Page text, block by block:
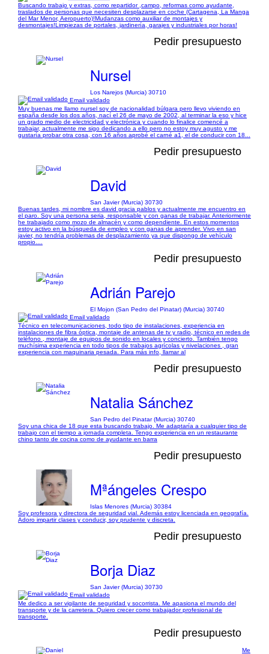
Buscando trabajo y extras, como repartidor ,campo, reformas como ayudante,
traslados de personas que necesiten desplazarse en coche (Cartagena, La Manga
del Mar Menor, Aeropuerto)!Mudanzas como auxiliar de montajes y
desmontajes!Limpiezas de portales, jardinería, garajes y industriales por horas!
Pedir presupuesto
Nursel
Los Narejos (Murcia) 30710
Email validado
Muy buenas me llamo nursel soy de nacionalidad búlgara pero llevo viviendo en
españa desde los dos años, nací el 26 de mayo de 2002, al terminar la eso y hice
un grado medio de electricidad y electrónica y cuando lo finalice comencé a
trabajar, actualmente me sigo dedicando a ello pero no estoy muy agusto y me
gustaría probar otra cosa, con 16 años aprobé el carné a1, el de conducir con 18...
Pedir presupuesto
David
San Javier (Murcia) 30730
Buenas tardes, mi nombre es david gracia pablos y actualmente me encuentro en
el paro. Soy una persona seria, responsable y con ganas de trabajar. Anteriormente
he trabajado como mozo de almacén y como dependiente. En estos momentos
estoy activo en la búsqueda de empleo y con ganas de aprender. Vivo en san
javier, no tendría problemas de desplazamiento ya que dispongo de vehículo
propio....
Pedir presupuesto
Adrián Parejo
El Mojon (San Pedro del Pinatar) (Murcia) 30740
Email validado
Técnico en telecomunicaciones, todo tipo de instalaciones, experiencia en
instalaciones de fibra óptica, montaje de antenas de tv y radio, técnico en redes de
teléfono , montaje de equipos de sonido en locales y concierto. También tengo
muchísima experiencia en todo tipos de trabajos agrícolas y nivelaciones , gran
experiencia con maquinaria pesada. Para más info, llamar al
Pedir presupuesto
Natalia Sánchez
San Pedro del Pinatar (Murcia) 30740
Soy una chica de 18 que esta buscando trabajo. Me adaptaría a cualquier tipo de
trabajo con el tiempo a jornada completa. Tengo experiencia en un restaurante
chino tanto de cocina como de ayudante en barra
Pedir presupuesto
Mªángeles Crespo
Islas Menores (Murcia) 30384
Soy profesora y directora de seguridad vial. Además estoy licenciada en geografía.
Adoro impartir clases y conducir, soy prudente y discreta.
Pedir presupuesto
Borja Diaz
San Javier (Murcia) 30730
Email validado
Me dedico a ser vigilante de seguridad y socorrista. Me apasiona el mundo del
transporte y de la carretera. Quiero crecer como trabajador profesional de
transporte.
Pedir presupuesto
Me